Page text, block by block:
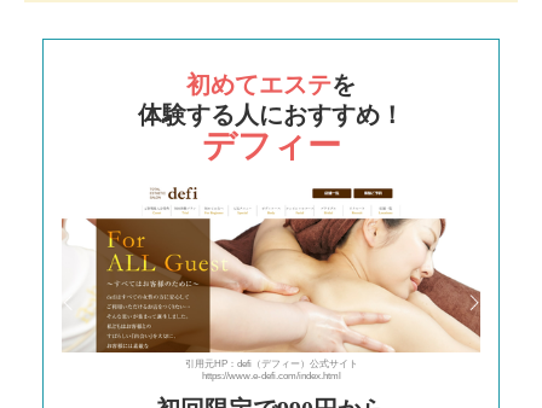
初めてエステを
体験する人におすすめ！
デフィー
引用元HP：defi（デフィー）公式サイト
https://www.e-defi.com/index.html